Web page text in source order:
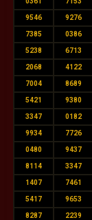
9546 9276
7385 0386
5238 6713
2068 4122
7004 8689
5421 9380
3347 0182
9934 7726
0480 9437
8114 3347
1407 7461
5417 9653
8287 2239